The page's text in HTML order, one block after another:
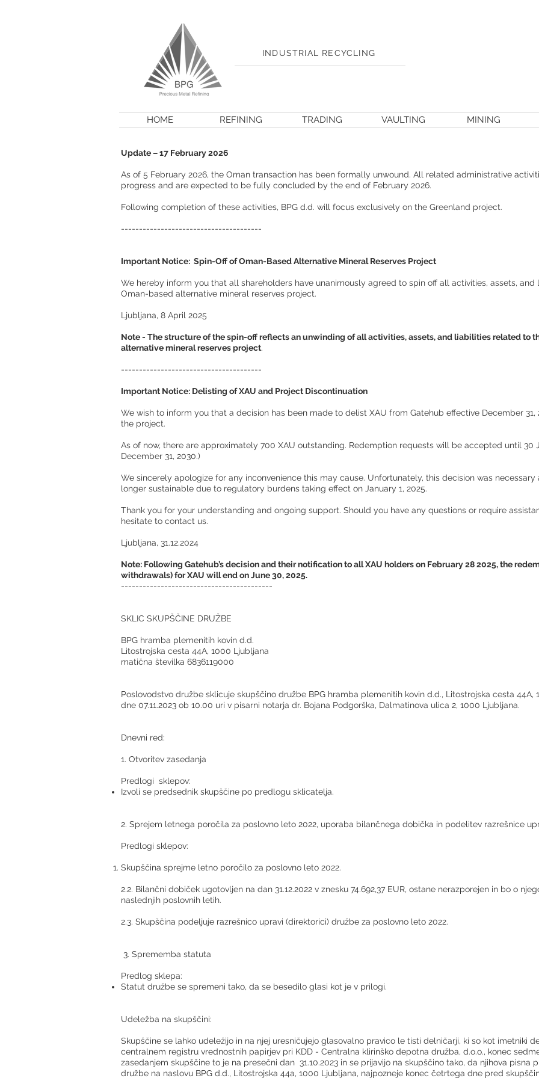
INDUSTRIAL RECYCLING
HOME REFINING TRADING VAULTING MINING
Update – 17 February 2026
As of 5 February 2026, the Oman transaction has been formally unwound. All related administrative
progress and are expected to be fully concluded by the end of February 2026.
Following completion of these activities, BPG d.d. will focus exclusively on the Greenland project.
---------------------------------------
Important Notice: Spin-Off of Oman-Based Alternative Mineral Reserves Project
We hereby inform you that all shareholders have unanimously agreed to spin off all activities, assets,
Oman-based alternative mineral reserves project.
Ljubljana, 8 April 2025
Note - The structure of the spin-off reflects an unwinding of all activities, assets, and liabilities related to
alternative mineral reserves project.
​---------------------------------------
Important Notice: Delisting of XAU and Project Discontinuation
We wish to inform you that a decision has been made to delist XAU from Gatehub effective December 31,
the project.
As of now, there are approximately 700 XAU outstanding. Redemption requests will be accepted until 30
December 31, 2030.)
We sincerely apologize for any inconvenience this may cause. Unfortunately, this decision was necessary
longer sustainable due to regulatory burdens taking effect on January 1, 2025.
Thank you for your understanding and ongoing support. Should you have any questions or require
hesitate to contact us.
Ljubljana, 31.12.2024
Note: Following Gatehub’s decision and their notification to all XAU holders on February 28 2025, the
withdrawals) for XAU will end on June 30, 2025.
------------------------------------------
SKLIC SKUPŠČINE DRUŽBE
BPG hramba plemenitih kovin d.d.
Litostrojska cesta 44A, 1000 Ljubljana
matična številka 6836119000
Poslovodstvo družbe sklicuje skupščino družbe BPG hramba plemenitih kovin d.d., Litostrojska cesta 44A,
dne 07.11.2023 ob 10.00 uri v pisarni notarja dr. Bojana Podgorška, Dalmatinova ulica 2, 1000 Ljubljana.
Dnevni red:
1. Otvoritev zasedanja
Predlogi sklepov:
Izvoli se predsednik skupščine po predlogu sklicatelja.
2. Sprejem letnega poročila za poslovno leto 2022, uporaba bilančnega dobička in podelitev razrešnice
Predlogi sklepov:
Skupščina sprejme letno poročilo za poslovno leto 2022.
2.2. Bilančni dobiček ugotovljen na dan 31.12.2022 v znesku 74.692,37 EUR, ostane nerazporejen in bo o
naslednjih poslovnih letih.
2.3. Skupščina podeljuje razrešnico upravi (direktorici) družbe za poslovno leto 2022.
3. Sprememba statuta
Predlog sklepa:
Statut družbe se spremeni tako, da se besedilo glasi kot je v prilogi.
Udeležba na skupščini:
Skupščine se lahko udeležijo in na njej uresničujejo glasovalno pravico le tisti delničarji, ki so kot imetniki
centralnem registru vrednostnih papirjev pri KDD - Centralna klirinško depotna družba, d.o.o., konec
zasedanjem skupščine to je na presečni dan 31.10.2023 in se prijavijo na skupščino tako, da njihova pisna
družbe na naslovu BPG d.d., Litostrojska 44a, 1000 Ljubljana, najpozneje konec četrtega dne pred